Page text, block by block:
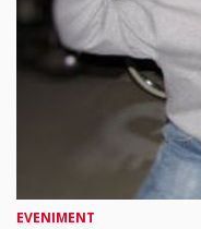
EVENIMENT